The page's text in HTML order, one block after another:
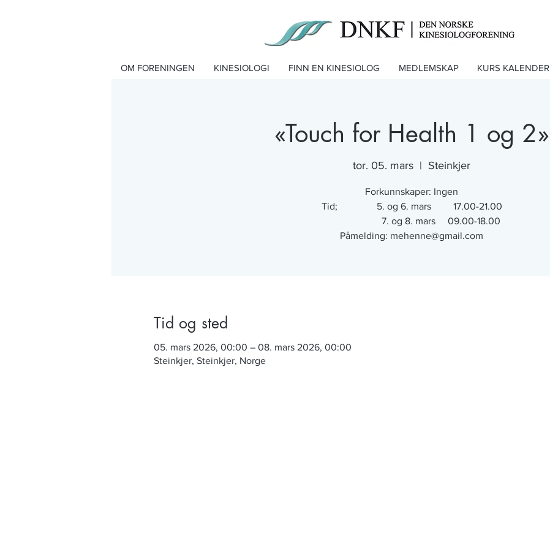
OM FORENINGEN KINESIOLOGI FINN EN KINESIOLOG MEDLEMSKAP KURS KALENDER
«Touch for Health 1 og 2»
tor. 05. mars
  |
Steinkjer
Forkunnskaper: Ingen
Tid; 5. og 6. mars 17.00-21.00
7. og 8. mars 09.00-18.00
Påmelding: mehenne@gmail.com
Tid og sted
05. mars 2026, 00:00 – 08. mars 2026, 00:00
Steinkjer, Steinkjer, Norge